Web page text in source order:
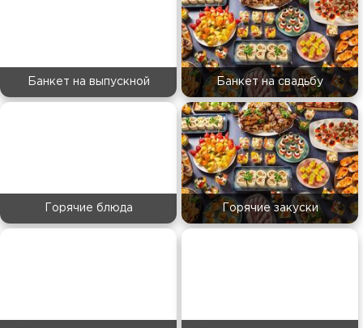
Банкет на выпускной Банкет на свадьбу
Горячие блюда Горячие закуски